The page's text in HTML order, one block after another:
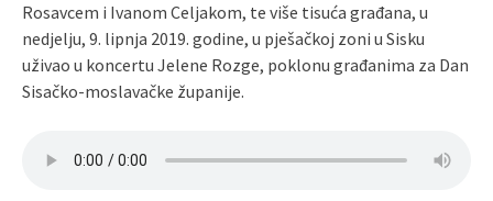
Rosavcem i Ivanom Celjakom, te više tisuća građana, u
nedjelju, 9. lipnja 2019. godine, u pješačkoj zoni u Sisku
uživao u koncertu Jelene Rozge, poklonu građanima za Dan
Sisačko-moslavačke županije.